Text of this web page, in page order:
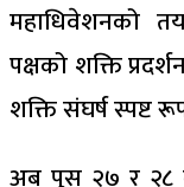
महाधिवेशनको
पक्षको शक्ति
शक्ति संघर्ष स्पष्ट
अब पुस २७ र २८